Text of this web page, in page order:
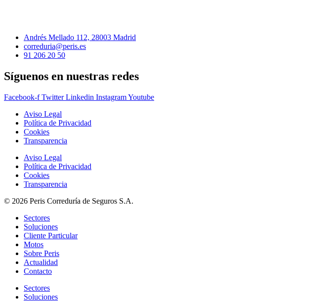
Andrés Mellado 112, 28003 Madrid
correduria@peris.es
91 206 20 50
Síguenos en nuestras redes
Facebook-f Twitter Linkedin InstagramYoutube
Aviso Legal
Política de Privacidad
Cookies
Transparencia
Aviso Legal
Política de Privacidad
Cookies
Transparencia
© 2026 Peris Correduría de Seguros S.A.
Sectores
Soluciones
Cliente Particular
Motos
Sobre Peris
Actualidad
Contacto
Sectores
Soluciones